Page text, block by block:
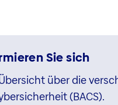
Sie sich
über die
(BACS).